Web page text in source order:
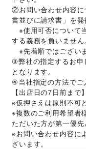
②お問い合わせ内容に
書並びに請求書」を
※使用可否について
する義務を負いません
※先着順ではござい
③弊社の指定するお申
となります。
④当社指定の方法でご
【出店日の7日前まで】
※仮押さえは原則不可
※複数のご利用希望者
ただいた方が第一優先
※お問い合わせ内容に
ざいます。